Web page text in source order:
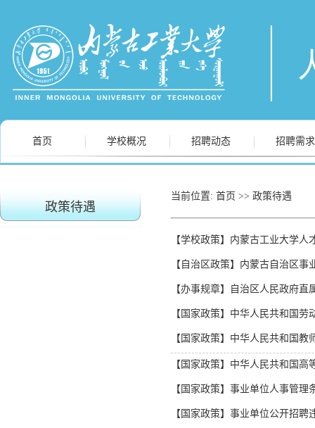
首页 学校概况 招聘动态 招聘需求
政策待遇
当前位置: 首页 >> 政策待遇
【学校政策】内蒙古工业大学人
【自治区政策】内蒙古自治区
【办事规章】自治区人民政府
【国家政策】中华人民共和国劳
【国家政策】中华人民共和国教
【国家政策】中华人民共和国高
【国家政策】事业单位人事管理
【国家政策】事业单位公开招聘